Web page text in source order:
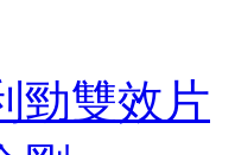
勁雙效片